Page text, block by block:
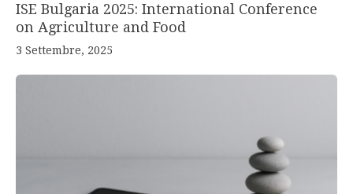
ISE Bulgaria 2025: International Conference
on Agriculture and Food
3 Settembre, 2025